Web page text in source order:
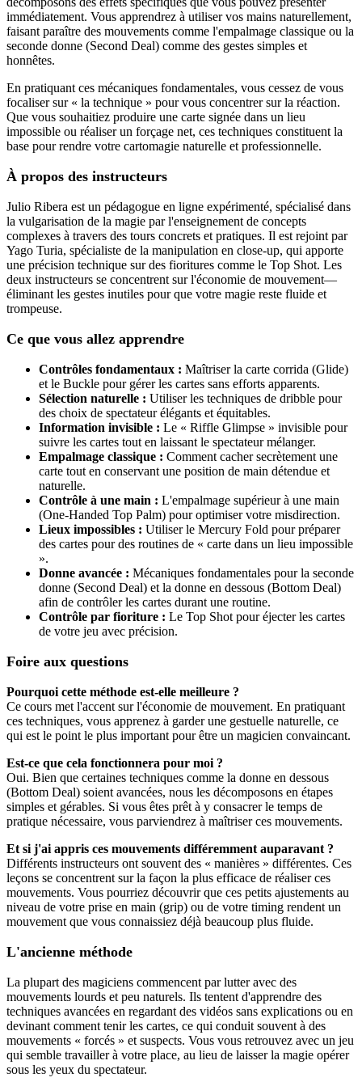
immédiatement. Vous apprendrez à utiliser vos mains naturellement,
faisant paraître des mouvements comme l'empalmage classique ou la
seconde donne (Second Deal) comme des gestes simples et
honnêtes.
En pratiquant ces mécaniques fondamentales, vous cessez de vous
focaliser sur « la technique » pour vous concentrer sur la réaction.
Que vous souhaitiez produire une carte signée dans un lieu
impossible ou réaliser un forçage net, ces techniques constituent la
base pour rendre votre cartomagie naturelle et professionnelle.
À propos des instructeurs
Julio Ribera est un pédagogue en ligne expérimenté, spécialisé dans
la vulgarisation de la magie par l'enseignement de concepts
complexes à travers des tours concrets et pratiques. Il est rejoint par
Yago Turia, spécialiste de la manipulation en close-up, qui apporte
une précision technique sur des fioritures comme le Top Shot. Les
deux instructeurs se concentrent sur l'économie de mouvement—
éliminant les gestes inutiles pour que votre magie reste fluide et
trompeuse.
Ce que vous allez apprendre
Contrôles fondamentaux : Maîtriser la carte corrida (Glide)
et le Buckle pour gérer les cartes sans efforts apparents.
Sélection naturelle : Utiliser les techniques de dribble pour
des choix de spectateur élégants et équitables.
Information invisible : Le « Riffle Glimpse » invisible pour
suivre les cartes tout en laissant le spectateur mélanger.
Empalmage classique : Comment cacher secrètement une
carte tout en conservant une position de main détendue et
naturelle.
Contrôle à une main : L'empalmage supérieur à une main
(One-Handed Top Palm) pour optimiser votre misdirection.
Lieux impossibles : Utiliser le Mercury Fold pour préparer
des cartes pour des routines de « carte dans un lieu impossible
».
Donne avancée : Mécaniques fondamentales pour la seconde
donne (Second Deal) et la donne en dessous (Bottom Deal)
afin de contrôler les cartes durant une routine.
Contrôle par fioriture : Le Top Shot pour éjecter les cartes
de votre jeu avec précision.
Foire aux questions
Pourquoi cette méthode est-elle meilleure ?
Ce cours met l'accent sur l'économie de mouvement. En pratiquant
ces techniques, vous apprenez à garder une gestuelle naturelle, ce
qui est le point le plus important pour être un magicien convaincant.
Est-ce que cela fonctionnera pour moi ?
Oui. Bien que certaines techniques comme la donne en dessous
(Bottom Deal) soient avancées, nous les décomposons en étapes
simples et gérables. Si vous êtes prêt à y consacrer le temps de
pratique nécessaire, vous parviendrez à maîtriser ces mouvements.
Et si j'ai appris ces mouvements différemment auparavant ?
Différents instructeurs ont souvent des « manières » différentes. Ces
leçons se concentrent sur la façon la plus efficace de réaliser ces
mouvements. Vous pourriez découvrir que ces petits ajustements au
niveau de votre prise en main (grip) ou de votre timing rendent un
mouvement que vous connaissiez déjà beaucoup plus fluide.
L'ancienne méthode
La plupart des magiciens commencent par lutter avec des
mouvements lourds et peu naturels. Ils tentent d'apprendre des
techniques avancées en regardant des vidéos sans explications ou en
devinant comment tenir les cartes, ce qui conduit souvent à des
mouvements « forcés » et suspects. Vous vous retrouvez avec un jeu
qui semble travailler à votre place, au lieu de laisser la magie opérer
sous les yeux du spectateur.